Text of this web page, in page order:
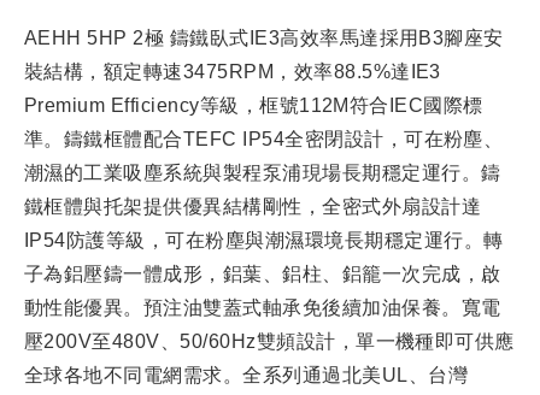
AEHH 5HP 2極 鑄鐵臥式IE3高效率馬達採用B3腳座安
裝結構，額定轉速3475RPM，效率88.5%達IE3
Premium Efficiency等級，框號112M符合IEC國際標
準。鑄鐵框體配合TEFC IP54全密閉設計，可在粉塵、
潮濕的工業吸塵系統與製程泵浦現場長期穩定運行。鑄
鐵框體與托架提供優異結構剛性，全密式外扇設計達
IP54防護等級，可在粉塵與潮濕環境長期穩定運行。轉
子為鋁壓鑄一體成形，鋁葉、鋁柱、鋁籠一次完成，啟
動性能優異。預注油雙蓋式軸承免後續加油保養。寬電
壓200V至480V、50/60Hz雙頻設計，單一機種即可供應
全球各地不同電網需求。全系列通過北美UL、台灣